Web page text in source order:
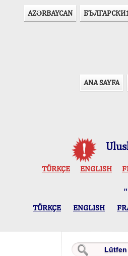
AZӘRBAYCAN
ANA SAYFA
TÜRKÇE ENGLISH
TÜRKÇE ENGLISH